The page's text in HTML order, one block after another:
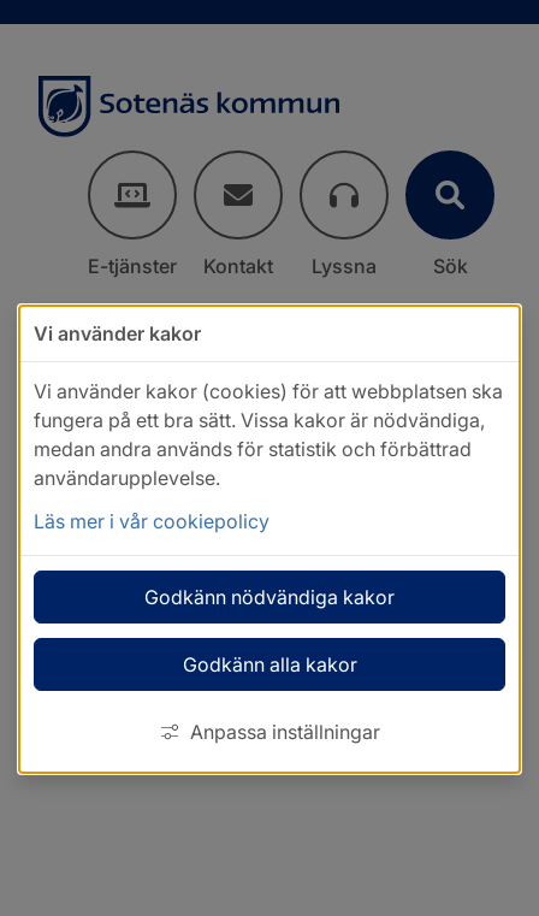
E-tjänster Kontakt Lyssna Sök
Vi använder kakor
Vi använder kakor (cookies) för att webbplatsen ska
fungera på ett bra sätt. Vissa kakor är nödvändiga,
medan andra används för statistik och förbättrad
användarupplevelse.
Läs mer i vår cookiepolicy
Godkänn nödvändiga kakor
Godkänn alla kakor
Anpassa inställningar